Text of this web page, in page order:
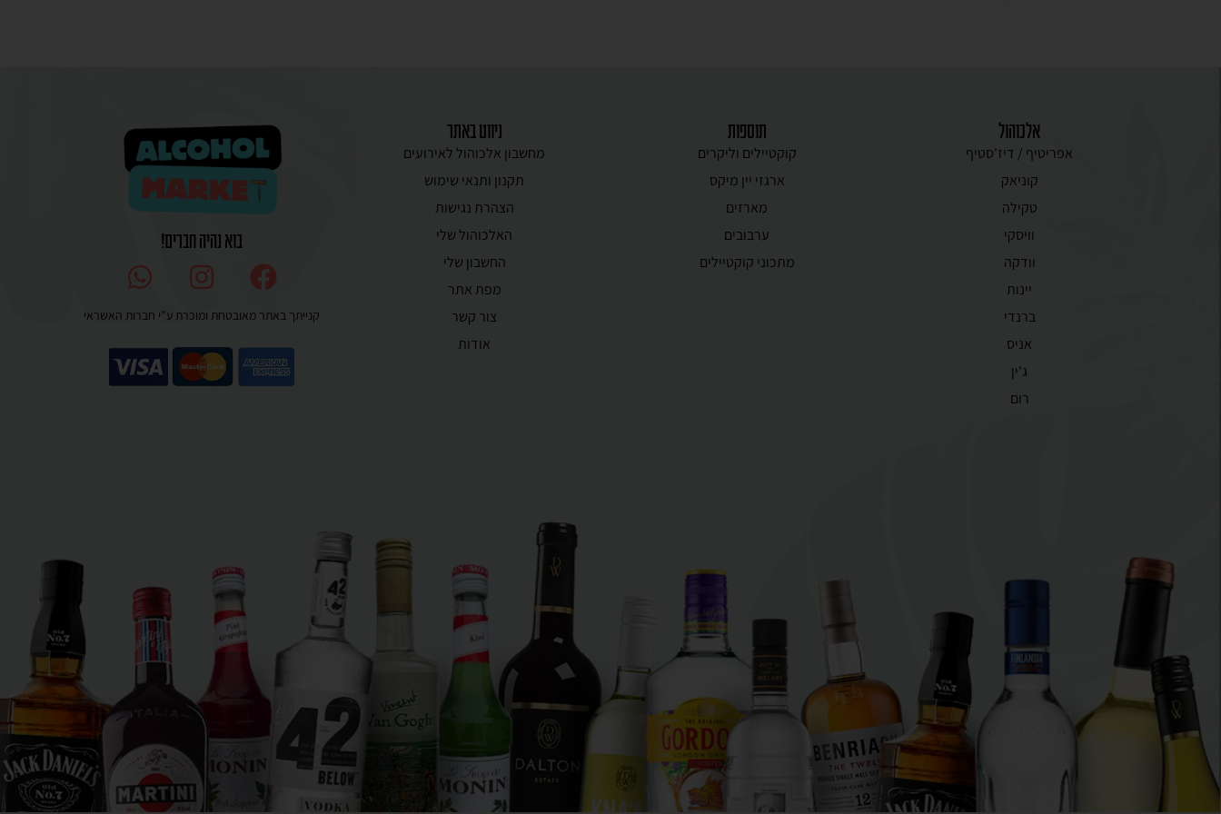
אלכוהול
אפריטיף / דיז'סטיף
קוניאק
טקילה
וויסקי
וודקה
יינות
ברנדי
אניס
ג'ין
רום
תוספות
קוקטיילים וליקרים
ארגזי יין מיקס
מארזים
ערבובים
מתכוני קוקטיילים
ניווט באתר
מחשבון אלכוהול לאירועים
תקנון ותנאי שימוש
הצהרת נגישות
האלכוהול שלי
החשבון שלי
מפת אתר
צור קשר
אודות
בוא נהיה חברים!
קנייתך באתר מאובטחת ומוכרת ע”י חברות האשראי